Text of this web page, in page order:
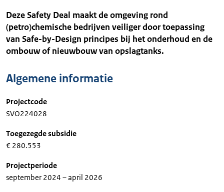
Deze Safety Deal maakt de omgeving rond
(petro)chemische bedrijven veiliger door toepassing
van Safe-by-Design principes bij het onderhoud en de
ombouw of nieuwbouw van opslagtanks.
Algemene informatie
Projectcode
SVO224028
Toegezegde subsidie
€ 280.553
Projectperiode
september 2024 – april 2026